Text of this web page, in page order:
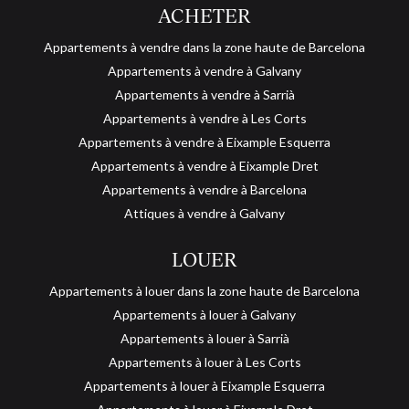
ACHETER
Appartements à vendre dans la zone haute de Barcelona
Appartements à vendre à Galvany
Appartements à vendre à Sarrià
Appartements à vendre à Les Corts
Appartements à vendre à Eixample Esquerra
Appartements à vendre à Eixample Dret
Appartements à vendre à Barcelona
Attiques à vendre à Galvany
LOUER
Appartements à louer dans la zone haute de Barcelona
Appartements à louer à Galvany
Appartements à louer à Sarrià
Appartements à louer à Les Corts
Appartements à louer à Eixample Esquerra